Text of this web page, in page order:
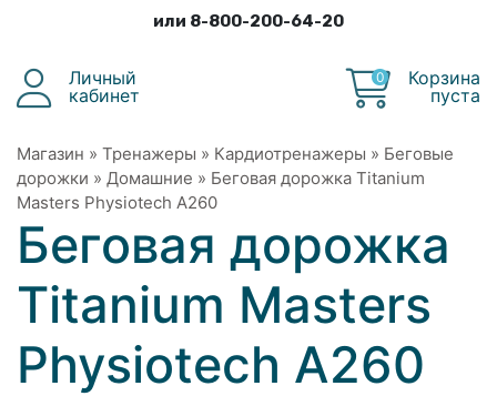
или 8-800-200-64-20
Личный
кабинет
0
Корзина
пуста
Магазин » Тренажеры » Кардиотренажеры » Беговые
дорожки » Домашние » Беговая дорожка Titanium
Masters Physiotech A260
Беговая дорожка
Titanium Masters
Physiotech A260